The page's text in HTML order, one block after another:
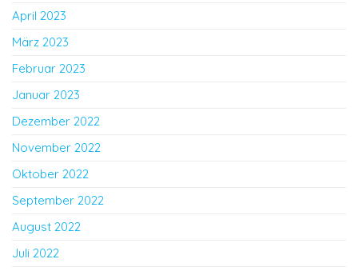
April 2023
März 2023
Februar 2023
Januar 2023
Dezember 2022
November 2022
Oktober 2022
September 2022
August 2022
Juli 2022